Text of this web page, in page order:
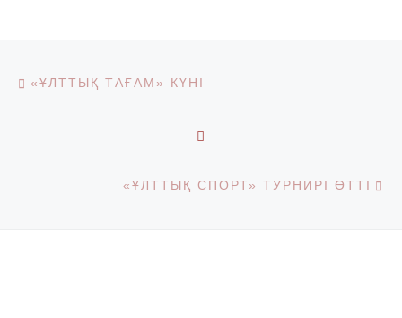
Post navigation
«ҰЛТТЫҚ ТАҒАМ» КҮНІ
«ҰЛТТЫҚ СПОРТ» ТУРНИРІ ӨТТІ